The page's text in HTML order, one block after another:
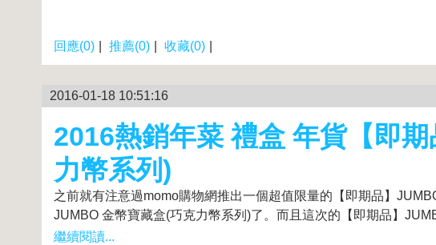
回應(0) 推薦(0) 收藏(0)
2016-01-18 10:51:16
2016熱銷年菜 禮盒 年貨【即
力幣系列)
之前就有注意過momo購物網推出一個超值限量的【即期品】
JUMBO 金幣寶藏盒(巧克力幣系列)了。而且這次的【即期品】
繼續閱讀...